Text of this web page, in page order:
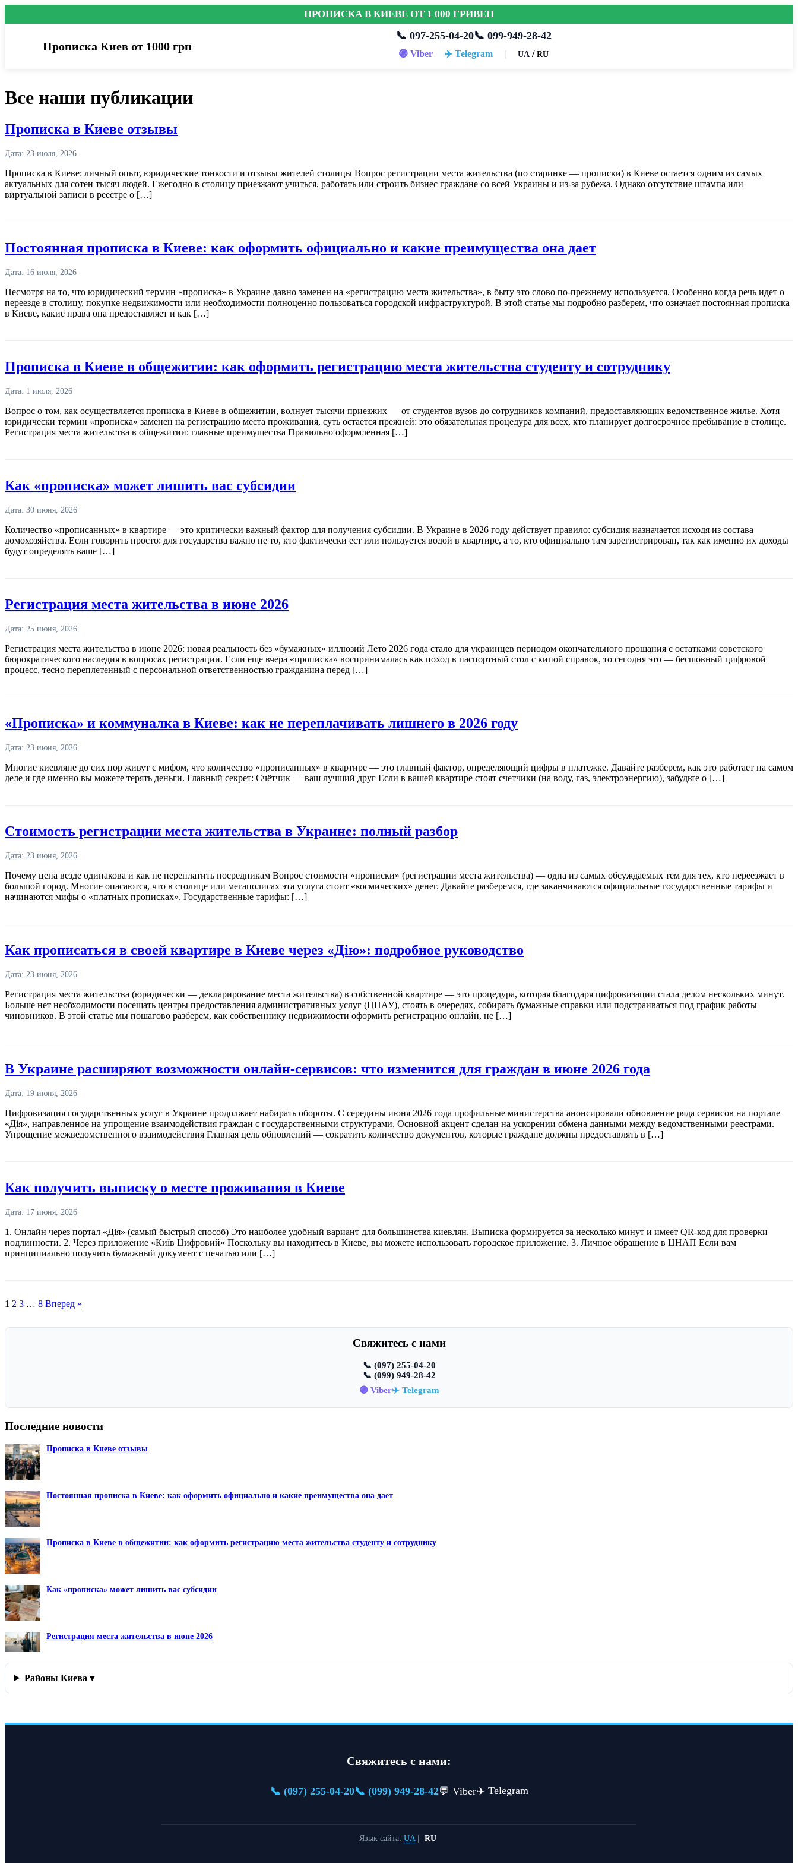
ПРОПИСКА В КИЕВЕ ОТ 1 000 ГРИВЕН
Прописка Киев от 1000 грн
📞 097-255-04-20📞 099-949-28-42
🟣 Viber ✈️ Telegram | UA / RU
Все наши публикации
Прописка в Киеве отзывы
Дата: 23 июля, 2026
Прописка в Киеве: личный опыт, юридические тонкости и отзывы жителей столицы Вопрос регистрации места жительства (по старинке — прописки) в Киеве остается одним из самых
актуальных для сотен тысяч людей. Ежегодно в столицу приезжают учиться, работать или строить бизнес граждане со всей Украины и из-за рубежа. Однако отсутствие штампа или
виртуальной записи в реестре о […]
Постоянная прописка в Киеве: как оформить официально и какие преимущества она дает
Дата: 16 июля, 2026
Несмотря на то, что юридический термин «прописка» в Украине давно заменен на «регистрацию места жительства», в быту это слово по-прежнему используется. Особенно когда речь идет о
переезде в столицу, покупке недвижимости или необходимости полноценно пользоваться городской инфраструктурой. В этой статье мы подробно разберем, что означает постоянная прописка
в Киеве, какие права она предоставляет и как […]
Прописка в Киеве в общежитии: как оформить регистрацию места жительства студенту и сотруднику
Дата: 1 июля, 2026
Вопрос о том, как осуществляется прописка в Киеве в общежитии, волнует тысячи приезжих — от студентов вузов до сотрудников компаний, предоставляющих ведомственное жилье. Хотя
юридически термин «прописка» заменен на регистрацию места проживания, суть остается прежней: это обязательная процедура для всех, кто планирует долгосрочное пребывание в столице.
Регистрация места жительства в общежитии: главные преимущества Правильно оформленная […]
Как «прописка» может лишить вас субсидии
Дата: 30 июня, 2026
Количество «прописанных» в квартире — это критически важный фактор для получения субсидии. В Украине в 2026 году действует правило: субсидия назначается исходя из состава
домохозяйства. Если говорить просто: для государства важно не то, кто фактически ест или пользуется водой в квартире, а то, кто официально там зарегистрирован, так как именно их доходы
будут определять ваше […]
Регистрация места жительства в июне 2026
Дата: 25 июня, 2026
Регистрация места жительства в июне 2026: новая реальность без «бумажных» иллюзий Лето 2026 года стало для украинцев периодом окончательного прощания с остатками советского
бюрократического наследия в вопросах регистрации. Если еще вчера «прописка» воспринималась как поход в паспортный стол с кипой справок, то сегодня это — бесшовный цифровой
процесс, тесно переплетенный с персональной ответственностью гражданина перед […]
«Прописка» и коммуналка в Киеве: как не переплачивать лишнего в 2026 году
Дата: 23 июня, 2026
Многие киевляне до сих пор живут с мифом, что количество «прописанных» в квартире — это главный фактор, определяющий цифры в платежке. Давайте разберем, как это работает на самом
деле и где именно вы можете терять деньги. Главный секрет: Счётчик — ваш лучший друг Если в вашей квартире стоят счетчики (на воду, газ, электроэнергию), забудьте о […]
Стоимость регистрации места жительства в Украине: полный разбор
Дата: 23 июня, 2026
Почему цена везде одинакова и как не переплатить посредникам Вопрос стоимости «прописки» (регистрации места жительства) — одна из самых обсуждаемых тем для тех, кто переезжает в
большой город. Многие опасаются, что в столице или мегаполисах эта услуга стоит «космических» денег. Давайте разберемся, где заканчиваются официальные государственные тарифы и
начинаются мифы о «платных прописках». Государственные тарифы: […]
Как прописаться в своей квартире в Киеве через «Дію»: подробное руководство
Дата: 23 июня, 2026
Регистрация места жительства (юридически — декларирование места жительства) в собственной квартире — это процедура, которая благодаря цифровизации стала делом нескольких минут.
Больше нет необходимости посещать центры предоставления административных услуг (ЦПАУ), стоять в очередях, собирать бумажные справки или подстраиваться под график работы
чиновников. В этой статье мы пошагово разберем, как собственнику недвижимости оформить регистрацию онлайн, не […]
В Украине расширяют возможности онлайн-сервисов: что изменится для граждан в июне 2026 года
Дата: 19 июня, 2026
Цифровизация государственных услуг в Украине продолжает набирать обороты. С середины июня 2026 года профильные министерства анонсировали обновление ряда сервисов на портале
«Дія», направленное на упрощение взаимодействия граждан с государственными структурами. Основной акцент сделан на ускорении обмена данными между ведомственными реестрами.
Упрощение межведомственного взаимодействия Главная цель обновлений — сократить количество документов, которые граждане должны предоставлять в […]
Как получить выписку о месте проживания в Киеве
Дата: 17 июня, 2026
1. Онлайн через портал «Дія» (самый быстрый способ) Это наиболее удобный вариант для большинства киевлян. Выписка формируется за несколько минут и имеет QR-код для проверки
подлинности. 2. Через приложение «Київ Цифровий» Поскольку вы находитесь в Киеве, вы можете использовать городское приложение. 3. Личное обращение в ЦНАП Если вам
принципиально получить бумажный документ с печатью или […]
1 2 3 … 8 Вперед »
Свяжитесь с нами
📞 (097) 255-04-20
📞 (099) 949-28-42
🟣 Viber✈️ Telegram
Последние новости
Прописка в Киеве отзывы
Постоянная прописка в Киеве: как оформить официально и какие преимущества она дает
Прописка в Киеве в общежитии: как оформить регистрацию места жительства студенту и сотруднику
Как «прописка» может лишить вас субсидии
Регистрация места жительства в июне 2026
Районы Киева ▾
Свяжитесь с нами:
📞 (097) 255-04-20📞 (099) 949-28-42💬 Viber✈️ Telegram
Язык сайта: UA| RU